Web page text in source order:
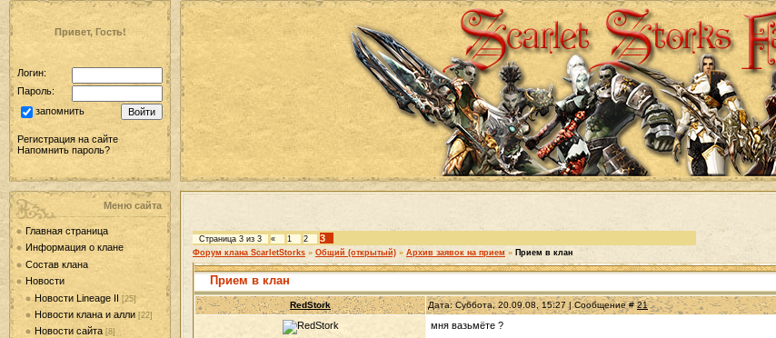
Привет, Гость!
Логин:
Пароль:
запомнить
Регистрация на сайте
Напомнить пароль?
Меню сайта
Главная страница
Информация о клане
Состав клана
Новости
Новости Lineage II [25]
Новости клана и алли [22]
Новости сайта [8]
Страница 3 из 3 « 1 2 3
Форум клана ScarletStorks » Общий (открытый) » Архив заявок на прием » Прием в клан
Прием в клан
RedStork Дата: Суббота, 20.09.08, 15:27 | Сообщение #21
мня вазьмёте ?